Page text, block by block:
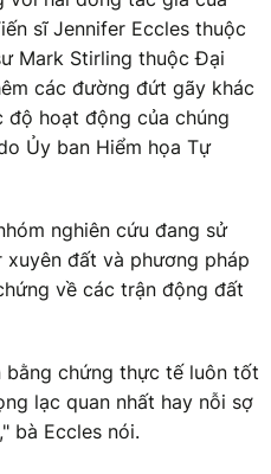
sĩ Jennifer Eccles thuộc
Mark Stirling thuộc Đại
các đường đứt gãy khác
độ hoạt động của chúng
Ủy ban Hiểm họa Tự
nghiên cứu đang sử
đất và phương pháp
về các trận động đất
bằng chứng thực tế luôn tốt
lạc quan nhất hay nỗi sợ
bà Eccles nói.